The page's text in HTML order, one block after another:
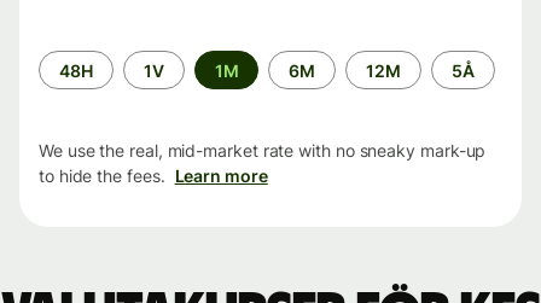
Time
period
48H 1V 1M 6M 12M 5Å
We use the real, mid-market rate with no sneaky mark-up
to hide the fees. Learn more